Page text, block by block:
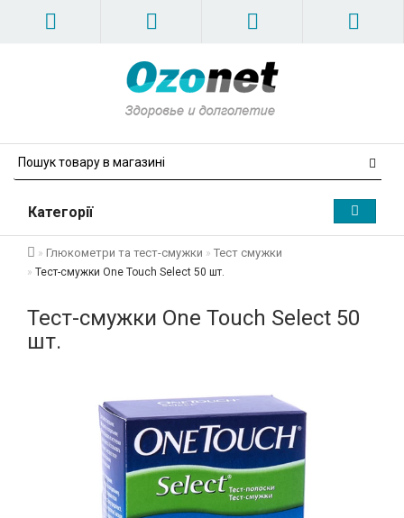
Категорії
Глюкометри та тест-смужки Тест смужки
Тест-смужки One Touch Select 50 шт.
Тест-смужки One Touch Select 50
шт.